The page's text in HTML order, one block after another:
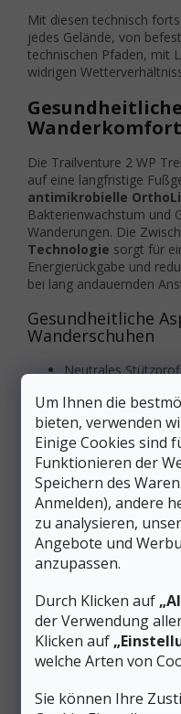
Um Ihnen die
bieten, verwenden
Einige Cookies sind
Funktionieren der
Speichern des
Anmelden), andere
zu analysieren,
Angebote und
anzupassen.
Durch Klicken auf
der Verwendung
Klicken auf
welche Arten von
Sie können Ihre
Mit diesen technisch
jedes Gelände, von
technischen Pfaden, mit
widrigen
Wanderkomfort
Die Trailventure 2 WP
auf eine langfristige
antimikrobielle
Bakterienwachstum und
Wanderungen. Die
Technologie sorgt für
Energierückgabe und
bei lang andauernden
Gesundheitliche
Wanderschuhen
Neutrales
Gleichmäßige
von Blasenbildung
Niedrige Senkung
Fußbewegung
ZipFoam-
Auftreten
Die Investition in diese
sich aus: Sie erhöhen die
verringern die Ermüdung
langfristig bei
Zusätzliche
Kategorie :
EAN: